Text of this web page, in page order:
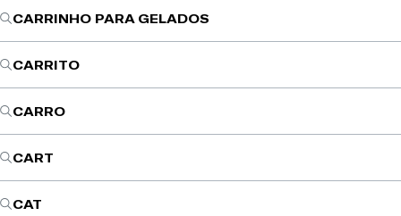
CARRINHO PARA GELADOS
CARRITO
CARRO
CART
CAT